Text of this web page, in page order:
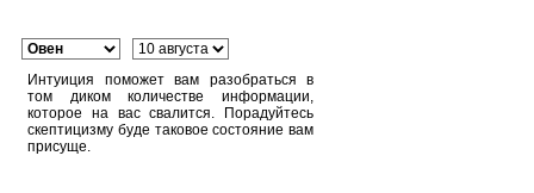
Интуиция поможет вам разобраться в
том диком количестве информации,
которое на вас свалится. Порадуйтесь
скептицизму буде таковое состояние вам
присуще.